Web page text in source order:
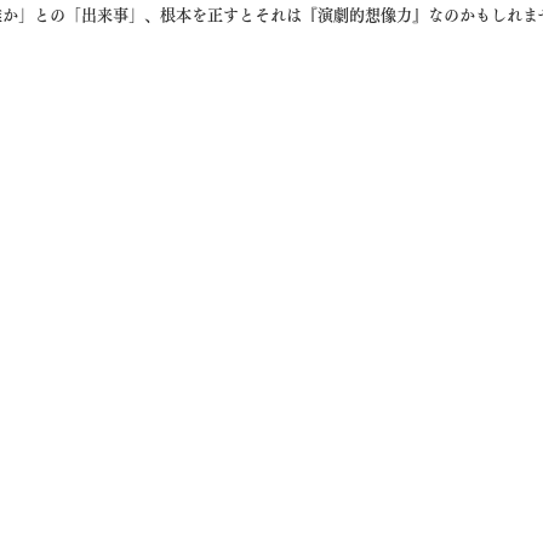
」との「出来事」、根本を正すとそれは『演劇的想像力』なのかもしれま